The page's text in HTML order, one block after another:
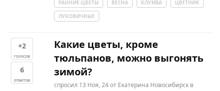
РАННИЕ-ЦВЕТЫ ВЕСНА КЛУМБА
ЦВЕТНИК
ЛУКОВИЧНЫЕ
+2
голосов
6
ответов
Какие цветы, кроме
тюльпанов, можно выгонять
зимой?
спросил 13 Ноя, 24от Екатерина Новосибирск в